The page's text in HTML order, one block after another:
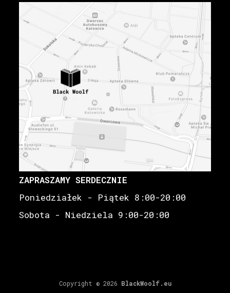
ZAPRASZAMY SERDECZNIE
Poniedziałek - Piątek 8:00-20:00
Sobota - Niedziela 9:00-20:00
Copyright © 2026 BlackWoolf.eu